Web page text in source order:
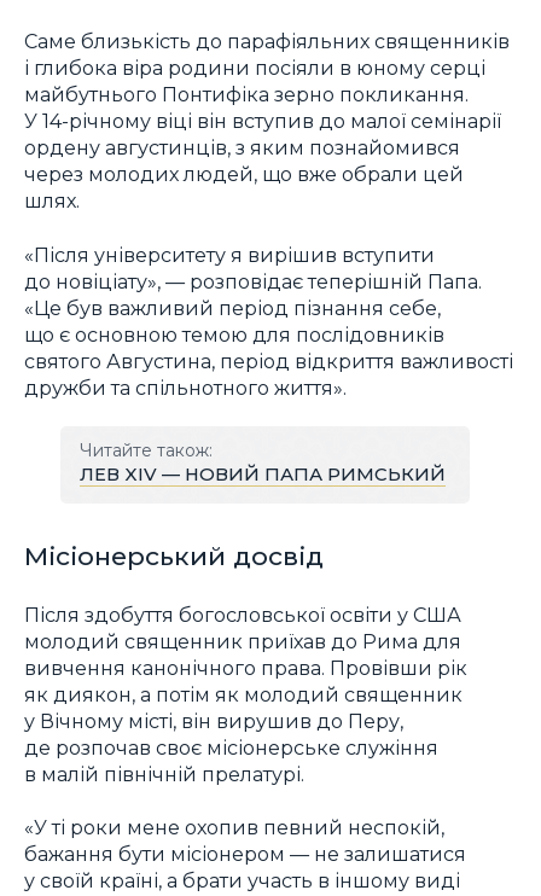
Саме близькість до парафіяльних священників
і глибока віра родини посіяли в юному серці
майбутнього Понтифіка зерно покликання.
У 14-річному віці він вступив до малої семінарії
ордену августинців, з яким познайомився
через молодих людей, що вже обрали цей
шлях.
«Після університету я вирішив вступити
до новіціату», — розповідає теперішній Папа.
«Це був важливий період пізнання себе,
що є основною темою для послідовників
святого Августина, період відкриття важливості
дружби та спільнотного життя».
Читайте також:
ЛЕВ XIV — НОВИЙ ПАПА РИМСЬКИЙ
Місіонерський досвід
Після здобуття богословської освіти у США
молодий священник приїхав до Рима для
вивчення канонічного права. Провівши рік
як диякон, а потім як молодий священник
у Вічному місті, він вирушив до Перу,
де розпочав своє місіонерське служіння
в малій північній прелатурі.
«У ті роки мене охопив певний неспокій,
бажання бути місіонером — не залишатися
у своїй країні, а брати участь в іншому виді